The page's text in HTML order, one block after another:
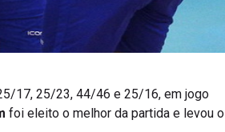
17, 25/23, 44/46 e 25/16, em jogo
foi eleito o melhor da partida e levou o